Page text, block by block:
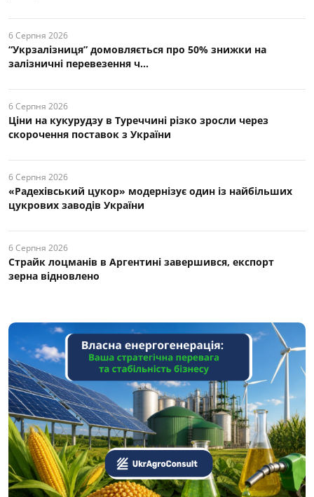
6 Серпня 2026
“Укрзалізниця” домовляється про 50% знижки на
залізничні перевезення ч...
6 Серпня 2026
Ціни на кукурудзу в Туреччині різко зросли через
скорочення поставок з України
6 Серпня 2026
«Радехівський цукор» модернізує один із найбільших
цукрових заводів України
6 Серпня 2026
Страйк лоцманів в Аргентині завершився, експорт
зерна відновлено